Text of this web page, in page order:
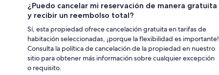
¿Puedo cancelar mi reservación de manera gratuita
y recibir un reembolso total?
Sí, esta propiedad ofrece cancelación gratuita en tarifas de
habitación seleccionadas, ¡porque la flexibilidad es importante!
Consulta la política de cancelación de la propiedad en nuestro
sitio para obtener más información sobre cualquier excepción
o requisito.